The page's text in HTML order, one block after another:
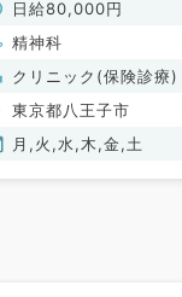
◇（精神科／非常勤）
日給80,000円
精神科
クリニック(保険診療)
東京都八王子市
月,火,水,木,金,土